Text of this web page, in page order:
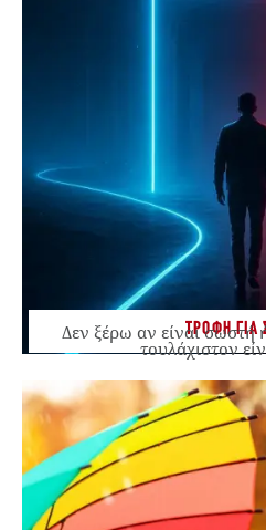
ΤΡΟΦΗ ΓΙΑ
Δεν ξέρω αν είναι σωστή
τουλάχιστον